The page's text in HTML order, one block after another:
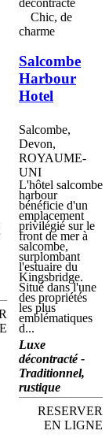
Chic, de
charme
Salcombe
Harbour
Hotel
Salcombe,
Devon,
ROYAUME-
UNI
L'hôtel salcombe
harbour
bénéficie d'un
emplacement
privilégié sur le
front de mer à
salcombe,
surplombant
l'estuaire du
Kingsbridge.
Situé dans l'une
des propriétés
les plus
emblématiques
d...
Luxe
décontracté -
Traditionnel,
rustique
RESERVER
EN LIGNE